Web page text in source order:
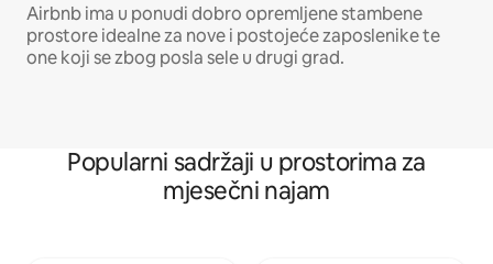
Airbnb ima u ponudi dobro opremljene stambene
prostore idealne za nove i postojeće zaposlenike te
one koji se zbog posla sele u drugi grad.
Popularni sadržaji u prostorima za
mjesečni najam